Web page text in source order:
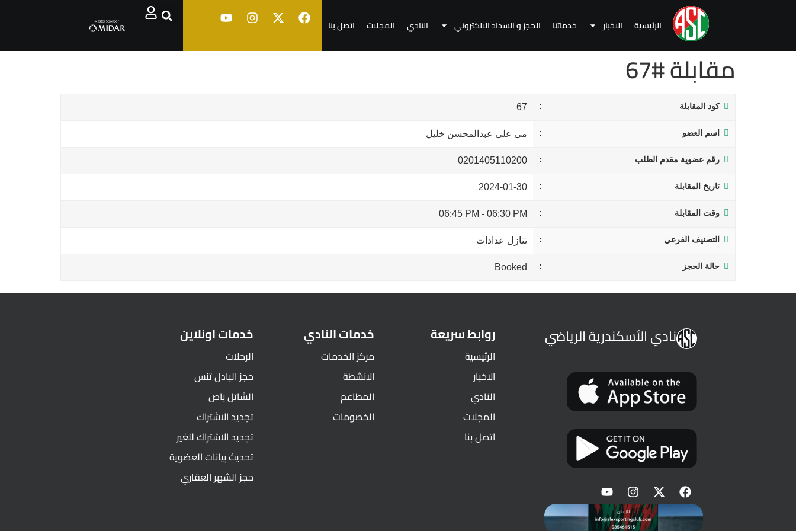
الرئيسية الاخبار خدماتنا الحجز و السداد الالكتروني النادي المجلات اتصل بنا
مقابلة #67
كود المقابلة 67
اسم العضو مى على عبدالمحسن خليل
رقم عضوية مقدم الطلب 0201405110200
تاريخ المقابلة 2024-01-30
وقت المقابلة 06:30 PM
-
06:45 PM
التصنيف الفرعي تنازل عدادات
حالة الحجز Booked
نادي الأسكندرية الرياضي روابط سريعة
الرئيسية
الاخبار
النادي
المجلات
اتصل بنا
خدمات النادي
مركز الخدمات
الانشطة
المطاعم
الخصومات
خدمات اونلاين
الرحلات
حجز البادل تنس
الشاتل باص
تجديد الاشتراك
تجديد الاشتراك للغير
تحديث بيانات العضوية
حجز الشهر العقاري